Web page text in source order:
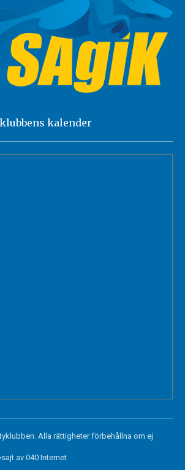
kalender
Alla rättigheter förbehållna om ej
av 040 Internet